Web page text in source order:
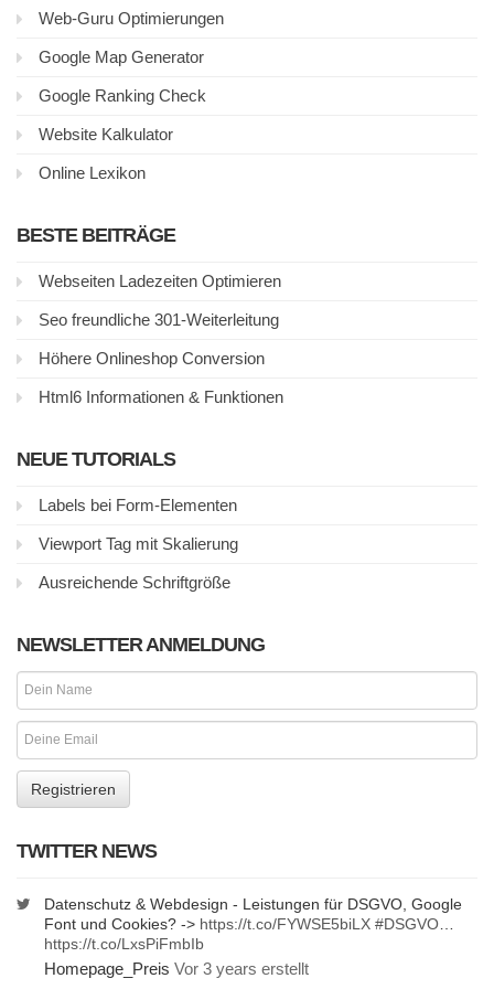
Web-Guru Optimierungen
Google Map Generator
Google Ranking Check
Website Kalkulator
Online Lexikon
BESTE BEITRÄGE
Webseiten Ladezeiten Optimieren
Seo freundliche 301-Weiterleitung
Höhere Onlineshop Conversion
Html6 Informationen & Funktionen
NEUE TUTORIALS
Labels bei Form-Elementen
Viewport Tag mit Skalierung
Ausreichende Schriftgröße
NEWSLETTER ANMELDUNG
TWITTER NEWS
Datenschutz & Webdesign - Leistungen für DSGVO, Google
Font und Cookies? -> https://t.co/FYWSE5biLX #DSGVO
https://t.co/LxsPiFmbIb
Homepage_Preis Vor 3 years erstellt